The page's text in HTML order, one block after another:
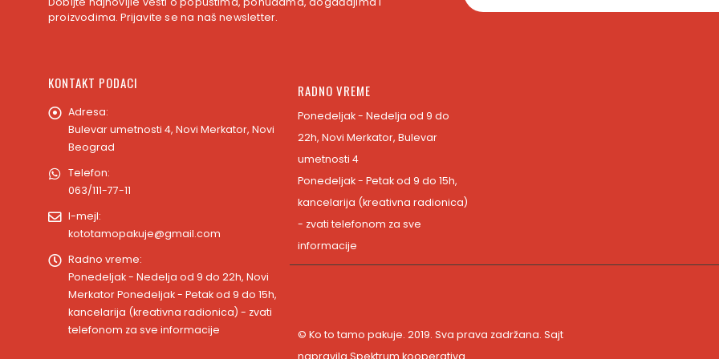
proizvodima. Prijavite se na naš newsletter.
KONTAKT PODACI
Adresa:
Bulevar umetnosti 4, Novi Merkator, Novi
Beograd
Telefon:
063/111-77-11
I-mejl:
kototamopakuje@gmail.com
Radno vreme:
Ponedeljak - Nedelja od 9 do 22h, Novi
Merkator Ponedeljak - Petak od 9 do 15h,
kancelarija (kreativna radionica) - zvati
telefonom za sve informacije
RADNO VREME
Ponedeljak - Nedelja od 9 do
22h, Novi Merkator, Bulevar
umetnosti 4
Ponedeljak - Petak od 9 do 15h,
kancelarija (kreativna radionica)
- zvati telefonom za sve
informacije
© Ko to tamo pakuje. 2019. Sva prava zadržana. Sajt